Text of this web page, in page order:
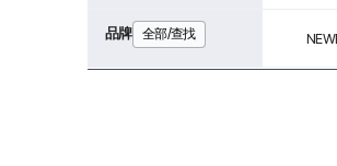
品牌 全部/查找